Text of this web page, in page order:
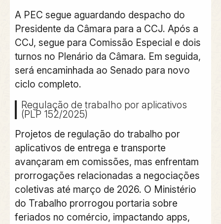
A PEC segue aguardando despacho do
Presidente da Câmara para a CCJ. Após a
CCJ, segue para Comissão Especial e dois
turnos no Plenário da Câmara. Em seguida,
será encaminhada ao Senado para novo
ciclo completo.
Regulação de trabalho por aplicativos
(PLP 152/2025)
Projetos de regulação do trabalho por
aplicativos de entrega e transporte
avançaram em comissões, mas enfrentam
prorrogações relacionadas a negociações
coletivas até março de 2026. O Ministério
do Trabalho prorrogou portaria sobre
feriados no comércio, impactando apps,